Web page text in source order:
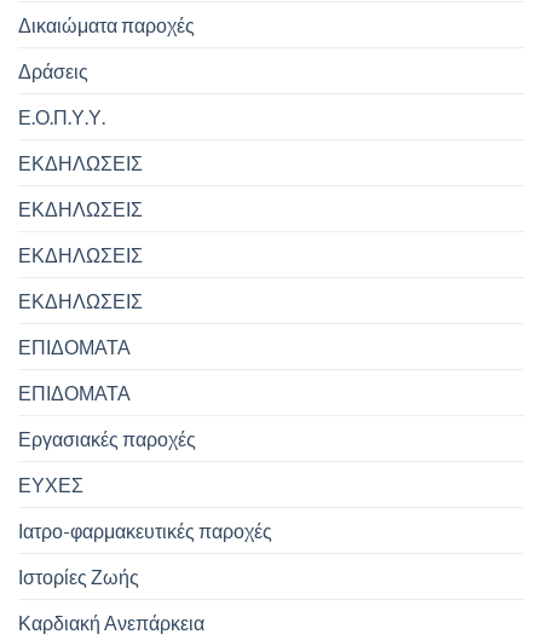
Δικαιώματα παροχές
Δράσεις
Ε.Ο.Π.Υ.Υ.
ΕΚΔΗΛΩΣΕΙΣ
ΕΚΔΗΛΩΣΕΙΣ
ΕΚΔΗΛΩΣΕΙΣ
ΕΚΔΗΛΩΣΕΙΣ
ΕΠΙΔΟΜΑΤΑ
ΕΠΙΔΟΜΑΤΑ
Εργασιακές παροχές
ΕΥΧΕΣ
Ιατρο-φαρμακευτικές παροχές
Ιστορίες Ζωής
Καρδιακή Ανεπάρκεια